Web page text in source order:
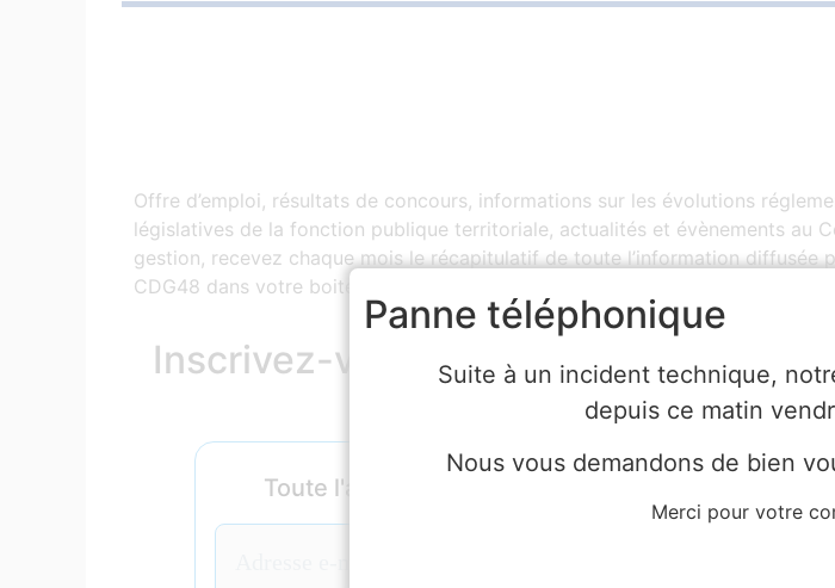
Offre d’emploi, résultats de concours, informations sur les évolutions
législatives de la fonction publique territoriale, actualités et évènements au
gestion, recevez chaque mois le récapitulatif de toute l’information diffusée
CDG48 dans votre boite mail !
Inscrivez-vous en utilisant le
dessous !
Toute l'actualité du CDG48 dans votre boite mail
Panne téléphonique
Suite à un incident technique,
depuis ce matin
Nous vous demandons de bien
Merci pour votre